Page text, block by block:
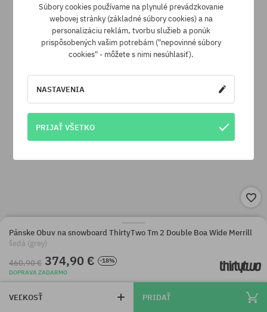
Pánske Obuv na snowboard ThirtyTwo Tm 2 Double Boa Wide Merrill
šedá (grey)
460,90 € 374,90 €
-18%
DOPRAVA ZADARMO
VEĽKOSŤ PRIDAŤ
Súbory cookies používame na plynulé prevádzkovanie
webovej stránky (základné súbory cookies) a na
personalizáciu reklám, tvorbu služieb a ponúk
prispôsobených vašim potrebám ("nepovinné súbory
cookies" - môžete s nimi nesúhlasiť).
NASTAVENIA
PRIJAŤ VŠETKO